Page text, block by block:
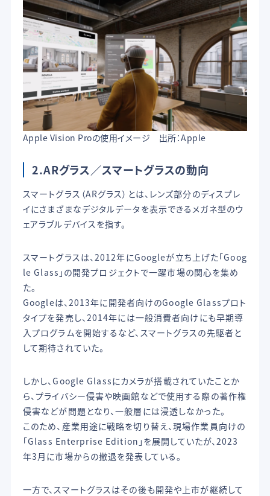
Apple Vision Proの使用イメージ 出所：Apple
2.ARグラス／スマートグラスの動向
スマートグラス（ARグラス）とは、レンズ部分のディスプレ
イにさまざまなデジタルデータを表示できるメガネ型のウ
ェアラブルデバイスを指す。
スマートグラスは、2012年にGoogleが立ち上げた「Goog
le Glass」の開発プロジェクトで一躍市場の関心を集め
た。
Googleは、2013年に開発者向けのGoogle Glassプロト
タイプを発売し、2014年には一般消費者向けにも早期導
入プログラムを開始するなど、スマートグラスの先駆者と
して期待されていた。
しかし、Google Glassにカメラが搭載されていたことか
ら、プライバシー侵害や映画館などで使用する際の著作権
侵害などが問題となり、一般層には浸透しなかった。
このため、産業用途に戦略を切り替え、現場作業員向けの
「Glass Enterprise Edition」を展開していたが、2023
年3月に市場からの撤退を発表している。
一方で、スマートグラスはその後も開発や上市が継続して